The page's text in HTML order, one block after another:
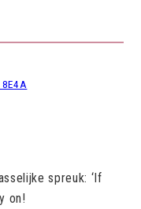
spreuk: ‘If
on!